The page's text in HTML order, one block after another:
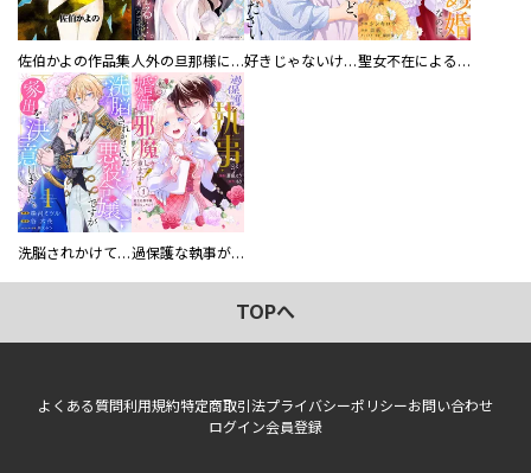
佐伯かよの作品集 人外の旦那様に娶られ毎晩ナカまで愛される…。アンソロジー 好きじゃないけど、抱いてください【電子単行本版／特典おまけ付き】 聖女不在による仮初め婚なのに、不器用な王太子に溺愛されています【電子単行本版／特典おまけ付き】
洗脳されかけていた悪役令嬢ですが家出を決意しました。【電子単行本版／特典おまけ付き】 過保護な執事が私の婚活を邪魔してきます！ 分冊版
TOPへ
よくある質問利用規約特定商取引法プライバシーポリシーお問い合わせ
ログイン会員登録